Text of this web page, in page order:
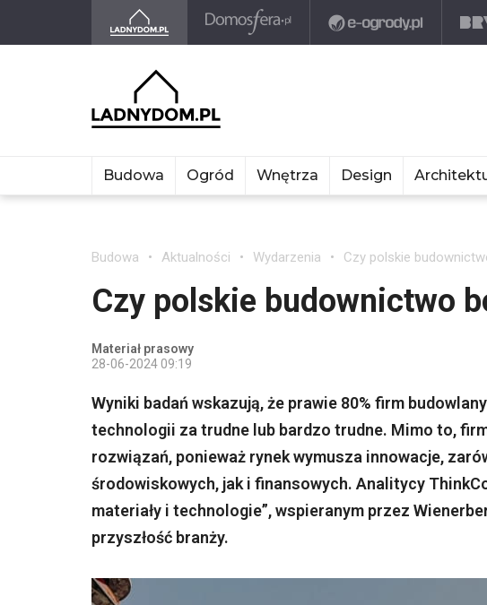
Budowa Ogród Wnętrza Design
Budowa Aktualności Wydarzenia Czy polskie
Czy polskie budownictwo
Materiał prasowy
28-06-2024 09:19
Wyniki badań wskazują, że prawie 80% firm
technologii za trudne lub bardzo trudne. Mimo to,
rozwiązań, ponieważ rynek wymusza innowacje,
środowiskowych, jak i finansowych. Analitycy
materiały i technologie”, wspieranym przez
przyszłość branży.